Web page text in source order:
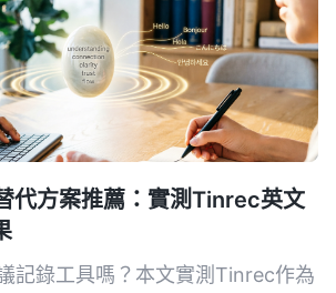
方案推薦：實測Tinrec英文
記錄工具嗎？本文實測Tinrec作為